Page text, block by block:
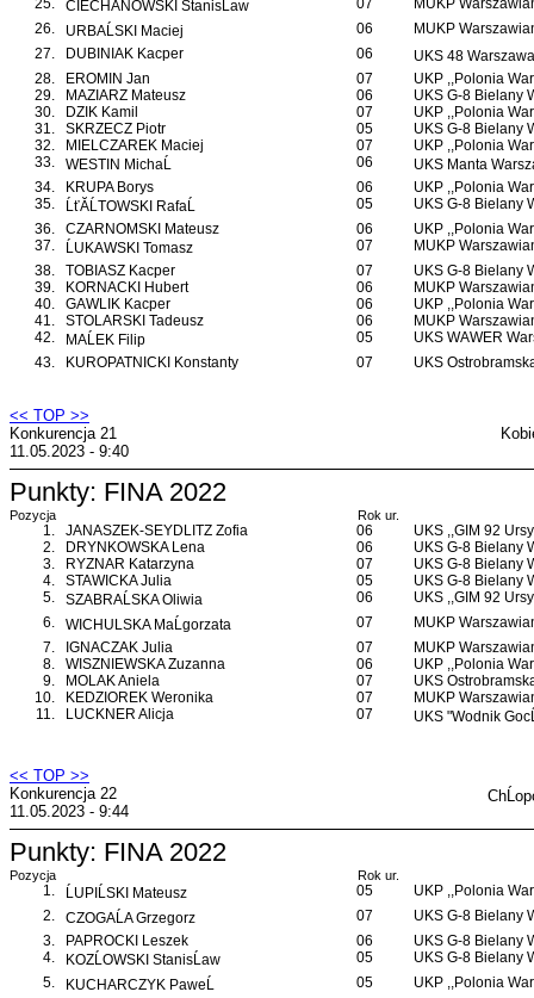
25. CIECHANOWSKI StanisĹaw 07
MUKP
26.
URBAĹSKI Maciej 06
MUKP
27.
DUBINIAK Kacper 06
UKS 48 Warszawa
28.
EROMIN Jan 07
UKP ,,Polonia
29.
MAZIARZ Mateusz 06
UKS G-8 Bielany
30.
DZIK Kamil 07
UKP ,,Polonia
31.
SKRZECZ Piotr 05
UKS G-8 Bielany
32.
MIELCZAREK Maciej 07
UKP ,,Polonia
33.
WESTIN MichaĹ 06
UKS Manta
34.
KRUPA Borys 06
UKP ,,Polonia
35.
ĹťĂĹTOWSKI RafaĹ 05
UKS G-8 Bielany
36.
CZARNOMSKI Mateusz 06
UKP ,,Polonia
37.
ĹUKAWSKI Tomasz 07
MUKP
38.
TOBIASZ Kacper 07
UKS G-8 Bielany
39.
KORNACKI Hubert 06
MUKP
40.
GAWLIK Kacper 06
UKP ,,Polonia
41.
STOLARSKI Tadeusz 06
MUKP
42.
MAĹEK Filip 05
UKS WAWER
43.
KUROPATNICKI Konstanty 07 UKS
<< TOP >>
Konkurencja 21
11.05.2023 - 9:40
Punkty: FINA 2022
Pozycja Rok ur.
1. JANASZEK-SEYDLITZ Zofia 06
UKS ,,GIM 92
2.
DRYNKOWSKA Lena 06
UKS G-8 Bielany
3.
RYZNAR Katarzyna 07
UKS G-8 Bielany
4.
STAWICKA Julia 05
UKS G-8 Bielany
5.
SZABRAĹSKA Oliwia 06
UKS ,,GIM 92
6.
WICHULSKA MaĹgorzata 07
MUKP
7.
IGNACZAK Julia 07
MUKP
8.
WISZNIEWSKA Zuzanna 06
UKP ,,Polonia
9.
MOLAK Aniela 07
UKS
10.
KEDZIOREK Weronika 07
MUKP
11.
LUCKNER Alicja 07 UKS "Wodnik
<< TOP >>
Konkurencja 22
11.05.2023 - 9:44
Punkty: FINA 2022
Pozycja Rok ur.
1. ĹUPIĹSKI Mateusz 05
UKP ,,Polonia
2.
CZOGAĹA Grzegorz 07
UKS G-8 Bielany
3.
PAPROCKI Leszek 06
UKS G-8 Bielany
4.
KOZĹOWSKI StanisĹaw 05
UKS G-8 Bielany
5.
KUCHARCZYK PaweĹ 05
UKP ,,Polonia